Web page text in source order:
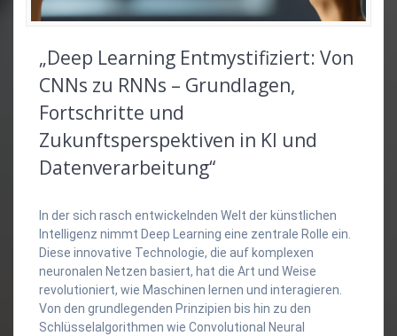
„Deep Learning Entmystifiziert: Von
CNNs zu RNNs – Grundlagen,
Fortschritte und
Zukunftsperspektiven in KI und
Datenverarbeitung“
In der sich rasch entwickelnden Welt der künstlichen
Intelligenz nimmt Deep Learning eine zentrale Rolle ein.
Diese innovative Technologie, die auf komplexen
neuronalen Netzen basiert, hat die Art und Weise
revolutioniert, wie Maschinen lernen und interagieren.
Von den grundlegenden Prinzipien bis hin zu den
Schlüsselalgorithmen wie Convolutional Neural